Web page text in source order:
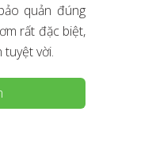
quản đúng
rất đặc biệt,
vời.